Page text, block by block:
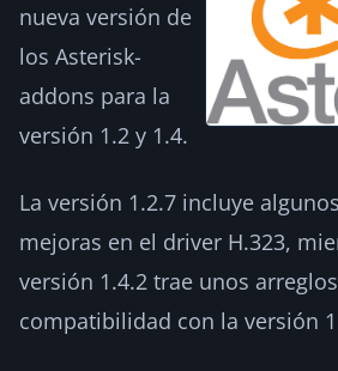
nueva versión de
los Asterisk-
addons para la
versión 1.2 y 1.4.
La versión 1.2.7 incluye
mejoras en el driver H.323,
versión 1.4.2 trae unos
compatibilidad con la versión